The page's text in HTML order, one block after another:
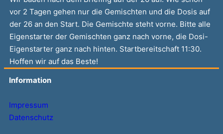
vor 2 Tagen gehen nur die Gemischten und die Dosis auf
der 26 an den Start. Die Gemischte steht vorne. Bitte alle
Eigenstarter der Gemischten ganz nach vorne, die Dosi-
Eigenstarter ganz nach hinten. Startbereitschaft 11:30.
Hoffen wir auf das Beste!
Information
Impressum
Datenschutz